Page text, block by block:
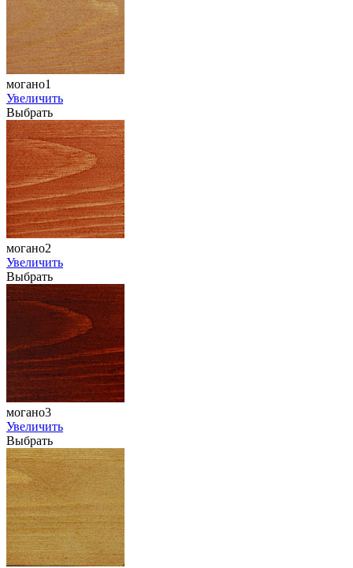
могано1
Увеличить
Выбрать
могано2
Увеличить
Выбрать
могано3
Увеличить
Выбрать